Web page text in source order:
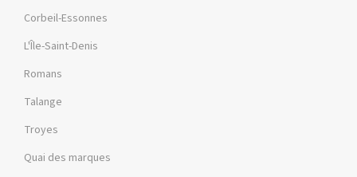
Corbeil-Essonnes
L'Île-Saint-Denis
Romans
Talange
Troyes
Quai des marques